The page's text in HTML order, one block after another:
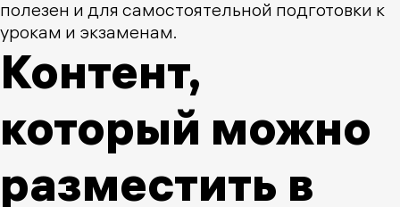
полезен и для самостоятельной подготовки к
урокам и экзаменам.
Контент,
который можно
разместить в